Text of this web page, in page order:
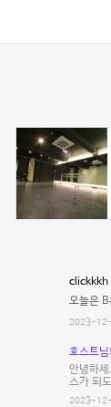
clickkkh
오늘은
2023-
호스트
안녕하
스가 되
2023-